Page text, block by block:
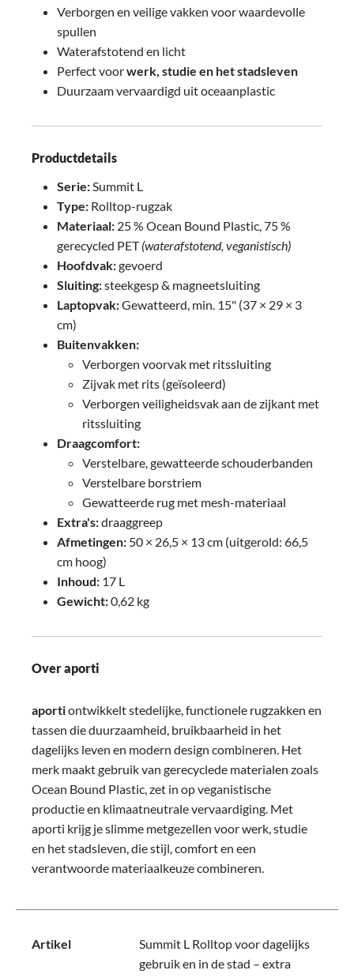
Verborgen en veilige vakken voor waardevolle
spullen
Waterafstotend en licht
Perfect voorwerk, studie en het stadsleven
Duurzaam vervaardigd uit oceaanplastic
Productdetails
Serie:Summit L
Type: Rolltop-rugzak
Materiaal: 25 % Ocean Bound Plastic, 75 %
gerecycled PET(waterafstotend, veganistisch)
Hoofdvak:gevoerd
Sluiting:steekgesp & magneetsluiting
Laptopvak:Gewatteerd, min. 15" (37 × 29 × 3
cm)
Buitenvakken:
Verborgen voorvak met ritssluiting
Zijvak met rits (geïsoleerd)
Verborgen veiligheidsvak aan de zijkant met
ritssluiting
Draagcomfort:
Verstelbare, gewatteerde schouderbanden
Verstelbare borstriem
Gewatteerde rug met mesh-materiaal
Extra's:draaggreep
Afmetingen: 50 × 26,5 × 13 cm (uitgerold: 66,5
cm hoog)
Inhoud: 17 L
Gewicht:0,62 kg
Over aporti
aportiontwikkelt stedelijke, functionele rugzakken en
tassen die duurzaamheid, bruikbaarheid in het
dagelijks leven en modern design combineren. Het
merk maakt gebruik van gerecyclede materialen zoals
Ocean Bound Plastic, zet in op veganistische
productie en klimaatneutrale vervaardiging. Met
aporti krijg je slimme metgezellen voor werk, studie
en het stadsleven, die stijl, comfort en een
verantwoorde materiaalkeuze combineren.
Artikel
Summit L Rolltop voor dagelijks
gebruik en in de stad – extra